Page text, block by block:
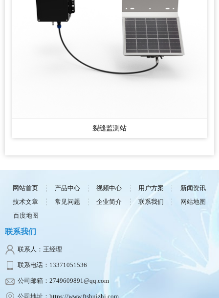
裂缝监测站
网站首页 产品中心 视频中心 用户方案
新闻资讯
技术文章
常见问题 企业简介 联系我们
网站地图
百度地图
联系我们
联系人：王经理
联系电话：13371051536
公司邮箱：2749609891@qq.com
公司地址：https://www.ftshuizhi.com